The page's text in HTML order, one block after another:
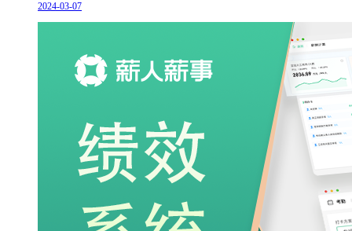
2024-03-07